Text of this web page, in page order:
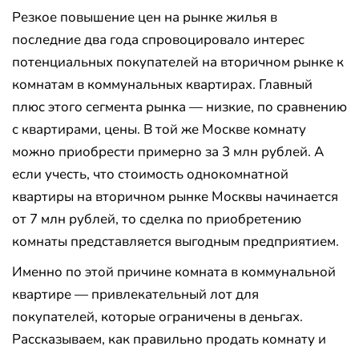
Резкое повышение цен на рынке жилья в
последние два года спровоцировало интерес
потенциальных покупателей на вторичном рынке к
комнатам в коммунальных квартирах. Главный
плюс этого сегмента рынка — низкие, по сравнению
с квартирами, цены. В той же Москве комнату
можно приобрести примерно за 3 млн рублей. А
если учесть, что стоимость однокомнатной
квартиры на вторичном рынке Москвы начинается
от 7 млн рублей, то сделка по приобретению
комнаты представляется выгодным предприятием.
Именно по этой причине комната в коммунальной
квартире — привлекательный лот для
покупателей, которые ограничены в деньгах.
Рассказываем, как правильно продать комнату и